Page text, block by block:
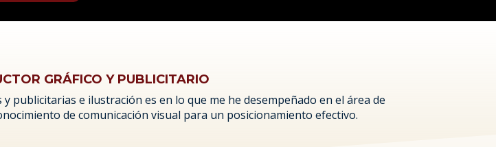
GRÁFICO Y PUBLICITARIO
publicitarias e ilustración es en lo que me he desempeñado en el área de
de comunicación visual para un posicionamiento efectivo.